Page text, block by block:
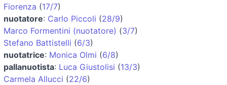
Fiorenza (17/7)
nuotatore: Carlo Piccoli (28/9)
Marco Formentini (nuotatore) (3/7)
Stefano Battistelli (6/3)
nuotatrice: Monica Olmi (6/8)
pallanuotista: Luca Giustolisi (13/3)
Carmela Allucci (22/6)